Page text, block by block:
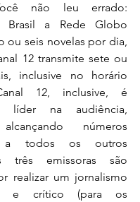
não leu errado:
Brasil a Rede Globo
ou seis novelas por dia,
12 transmite sete ou
inclusive no horário
12, inclusive, é
líder na audiência,
números
a todos os outros
três emissoras são
realizar um jornalismo
e crítico (para os